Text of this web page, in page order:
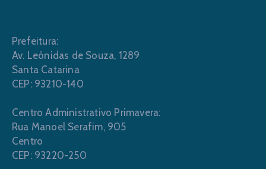
Prefeitura:
Av. Leônidas de Souza, 1289
Santa Catarina
CEP: 93210-140
Centro Administrativo Primavera:
Rua Manoel Serafim, 905
Centro
CEP: 93220-250